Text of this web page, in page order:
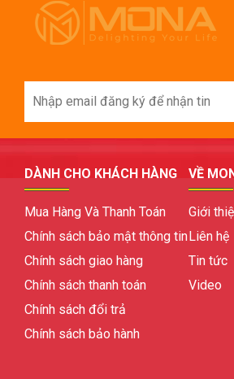
DÀNH CHO KHÁCH HÀNG
Mua Hàng Và Thanh Toán
Chính sách bảo mật thông tin
Chính sách giao hàng
Chính sách thanh toán
Chính sách đổi trả
Chính sách bảo hành
VỀ
Giới
Liên hệ
Tin tức
Video